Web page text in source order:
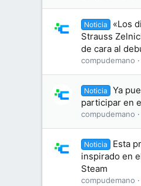
Noticia
«Los
Strauss
de cara al
compudemano
Noticia
Ya
participar en
compudemano
Noticia
Esta
inspirado en
Steam
compudemano